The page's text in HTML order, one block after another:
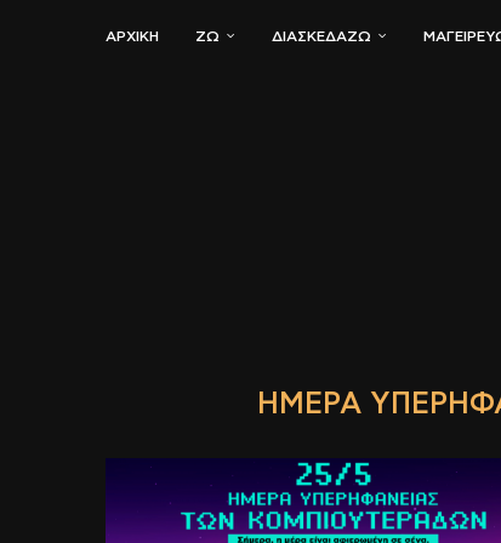
ΑΡΧΙΚΗ ΖΏ ΔΙΑΣΚΕΔΆΖΩ
ΗΜΈΡΑ